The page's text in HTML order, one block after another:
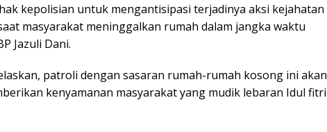
kepolisian untuk mengantisipasi terjadinya aksi kejahatan
masyarakat meninggalkan rumah dalam jangka waktu
Jazuli Dani.
patroli dengan sasaran rumah-rumah kosong ini akan
kenyamanan masyarakat yang mudik lebaran Idul fitri